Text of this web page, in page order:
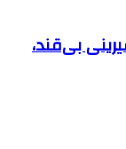
بی‌قند،